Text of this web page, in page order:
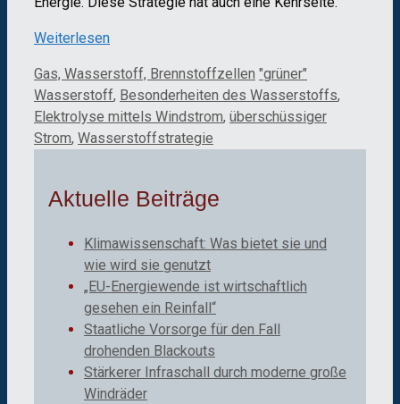
Weiterlesen
Kategorien
Gas, Wasserstoff, Brennstoffzellen Schlagwörter
"grüner"
Wasserstoff, Besonderheiten des Wasserstoffs,
Elektrolyse mittels Windstrom, überschüssiger
Strom, Wasserstoffstrategie
Aktuelle Beiträge
Klimawissenschaft: Was bietet sie und
wie wird sie genutzt
„EU-Energiewende ist wirtschaftlich
gesehen ein Reinfall“
Staatliche Vorsorge für den Fall
drohenden Blackouts
Stärkerer Infraschall durch moderne große
Windräder